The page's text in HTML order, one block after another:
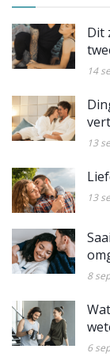
Dit
14
13
13
8
6